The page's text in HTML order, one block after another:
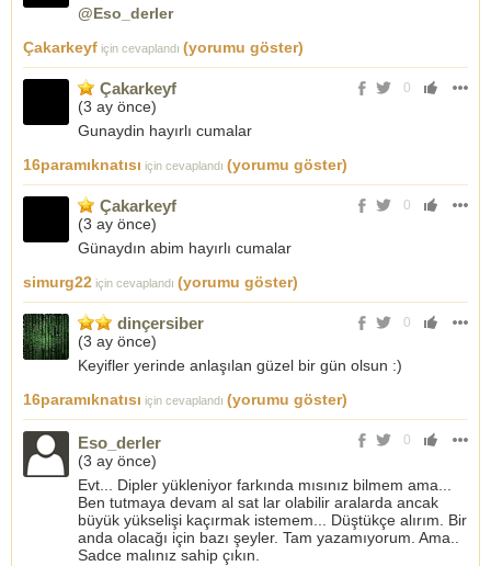
@Eso_derler
Çakarkeyf için cevaplandı (yorumu göster)
0
Çakarkeyf
(3 ay önce)
Gunaydin hayırlı cumalar
16paramıknatısı için cevaplandı (yorumu göster)
0
Çakarkeyf
(3 ay önce)
Günaydın abim hayırlı cumalar
simurg22 için cevaplandı (yorumu göster)
0
dinçersiber
(3 ay önce)
Keyifler yerinde anlaşılan güzel bir gün olsun :)
16paramıknatısı için cevaplandı (yorumu göster)
0
Eso_derler
(3 ay önce)
Evt... Dipler yükleniyor farkında mısınız bilmem ama...
Ben tutmaya devam al sat lar olabilir aralarda ancak
büyük yükselişi kaçırmak istemem... Düştükçe alırım. Bir
anda olacağı için bazı şeyler. Tam yazamıyorum. Ama..
Sadce malınız sahip çıkın.